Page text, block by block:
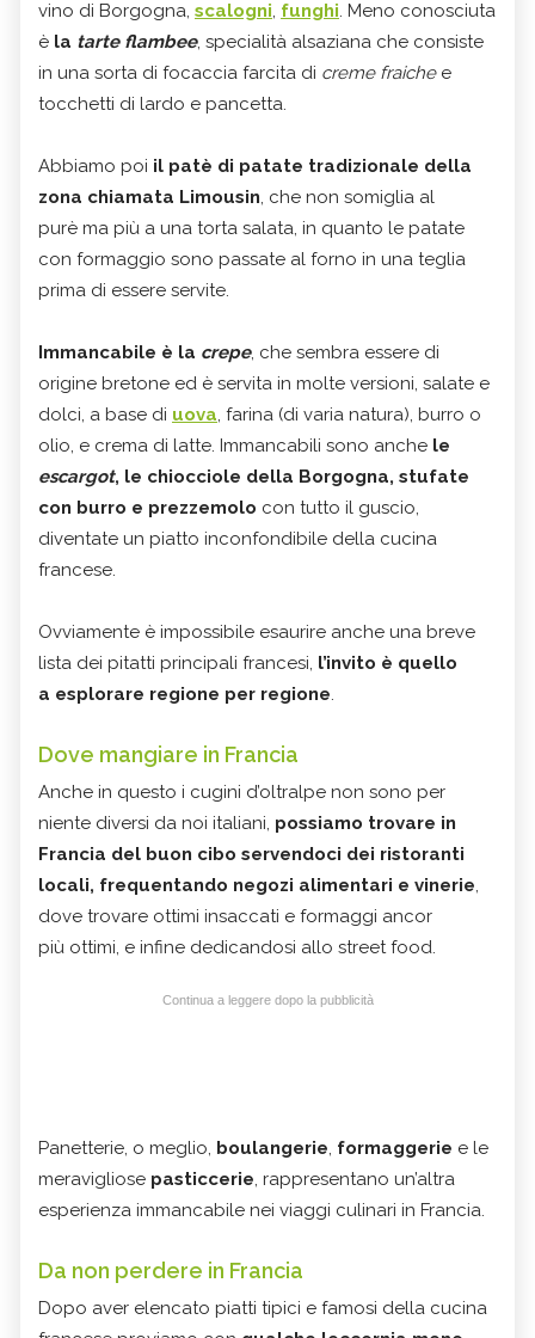
vino di Borgogna, scalogni funghi . Meno conosciuta
è la tarte flambee, specialità alsaziana che consiste
in una sorta di focaccia farcita di creme fraiche e
tocchetti di lardo e pancetta.
Abbiamo poi il patè di patate tradizionale della
zona chiamata Limousin , che non somiglia al
purè ma più a una torta salata, in quanto le patate
con formaggio sono passate al forno in una teglia
prima di essere servite.
Immancabile è la crepe, che sembra essere di
origine bretone ed è servita in molte versioni, salate e
dolci, a base di uova , farina (di varia natura), burro o
olio, e crema di latte. Immancabili sono anche le
escargot, le chiocciole della Borgogna, stufate
con burro e prezzemolo con tutto il guscio,
diventate un piatto inconfondibile della cucina
francese.
Ovviamente è impossibile esaurire anche una breve
lista dei pitatti principali francesi, l’invito è quello
a esplorare regione per regione
Dove mangiare in Francia
Anche in questo i cugini d’oltralpe non sono per
niente diversi da noi italiani, possiamo trovare in
Francia del buon cibo servendoci dei ristoranti
locali, frequentando negozi alimentari e vinerie
dove trovare ottimi insaccati e formaggi ancor
più ottimi, e infine dedicandosi allo street food.
Continua a leggere dopo la pubblicità
Panetterie, o meglio, boulangerie formaggerie e le
meravigliose pasticcerie , rappresentano un’altra
esperienza immancabile nei viaggi culinari in Francia.
Da non perdere in Francia
Dopo aver elencato piatti tipici e famosi della cucina